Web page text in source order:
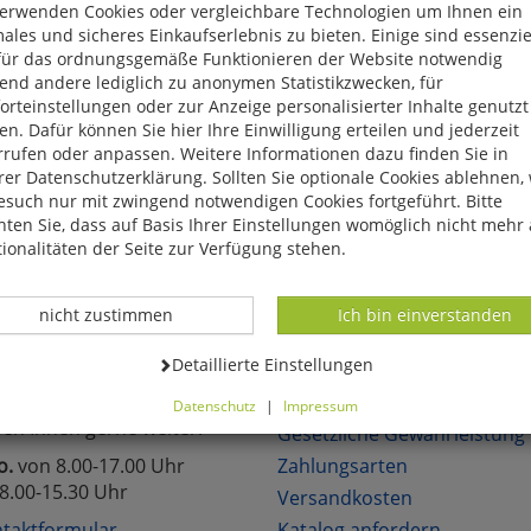
das Produkt oder die Kategorie, die Sie versucht haben zu
uns, wenn Sie sich in unserem Onlineshop mit unseren
neue Angebote Über 6.000 lieferbare
Fragen?
Ihnen gerne weiter.
von 8.00-17.00 Uhr
15.30 Uhr
KUNDENSERVICE
Über uns
Gesetzliche Gewährleistung
Zahlungsarten
Versandkosten
Cookies oder vergleichbare Technologien um Ihnen ein
und sicheres Einkaufserlebnis zu bieten. Einige sind
das ordnungsgemäße Funktionieren der Website notwendig
andere lediglich zu anonymen Statistikzwecken, für
oder zur Anzeige personalisierter Inhalte genutzt
Dafür können Sie hier Ihre Einwilligung erteilen und jederzeit
oder anpassen. Weitere Informationen dazu finden Sie in
Datenschutzerklärung. Sollten Sie optionale Cookies ablehnen,
nur mit zwingend notwendigen Cookies fortgeführt. Bitte
Sie, dass auf Basis Ihrer Einstellungen womöglich nicht mehr
der Seite zur Verfügung stehen.
Datenverarbeitung -
Ich bin einverstanden
Datenverarbeitung -
nicht zustimmen
Datenverarbeitung -
Detaillierte Einstellungen
Datenschutz | Impressum
ablehnen, wird Ihr Besuch nur mit zwingend notwendigen
Bitte beachten Sie, dass auf Basis Ihrer Einstellungen
alle Funktionalitäten der Seite zur Verfügung stehen.
können Sie die Einstellungen jederzeit widerrufen